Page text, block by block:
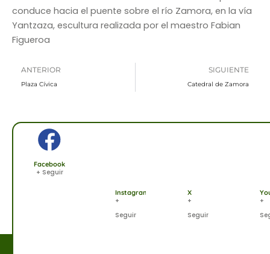
conduce hacia el puente sobre el río Zamora, en la vía
Yantzaza, escultura realizada por el maestro Fabian
Figueroa
Prev
ANTERIOR
Plaza Cívica
SIGUIENTE
Catedral de Zamora
Facebook
+ Seguir
Instagram
+
Seguir
X
+
Seguir
+